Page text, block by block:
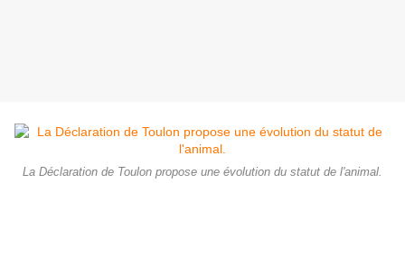
La Déclaration de Toulon propose une évolution du statut de l'animal.